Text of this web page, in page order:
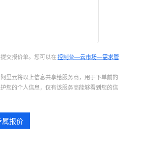
交报价单。您可以在控制台—云市场—需求管
里云将以上信息共享给服务商，用于下单前的
您的个人信息，仅有该服务商能够看到您的信
报价